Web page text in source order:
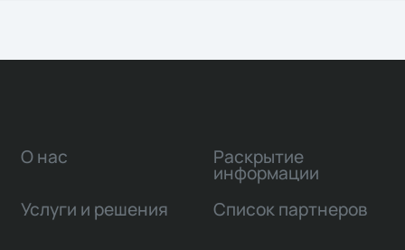
О нас
Услуги и решения
Раскрытие
информации
Список партнеров